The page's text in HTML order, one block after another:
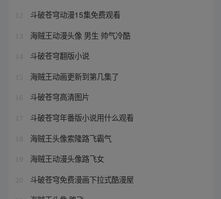
12 斗破苍穹动漫15集免费观看
13 海贼王动漫头像 男生 帅气冷酷
14 斗破苍穹翻版小说
15 海贼王动画更新到第几集了
16 斗破苍穹高清图片
17 斗破苍穹年番版小说用什么观看
18 海贼王头像索隆路飞霸气
19 海贼王动漫头像路飞女
20 斗破苍穹免费漫画下拉式酷漫屋